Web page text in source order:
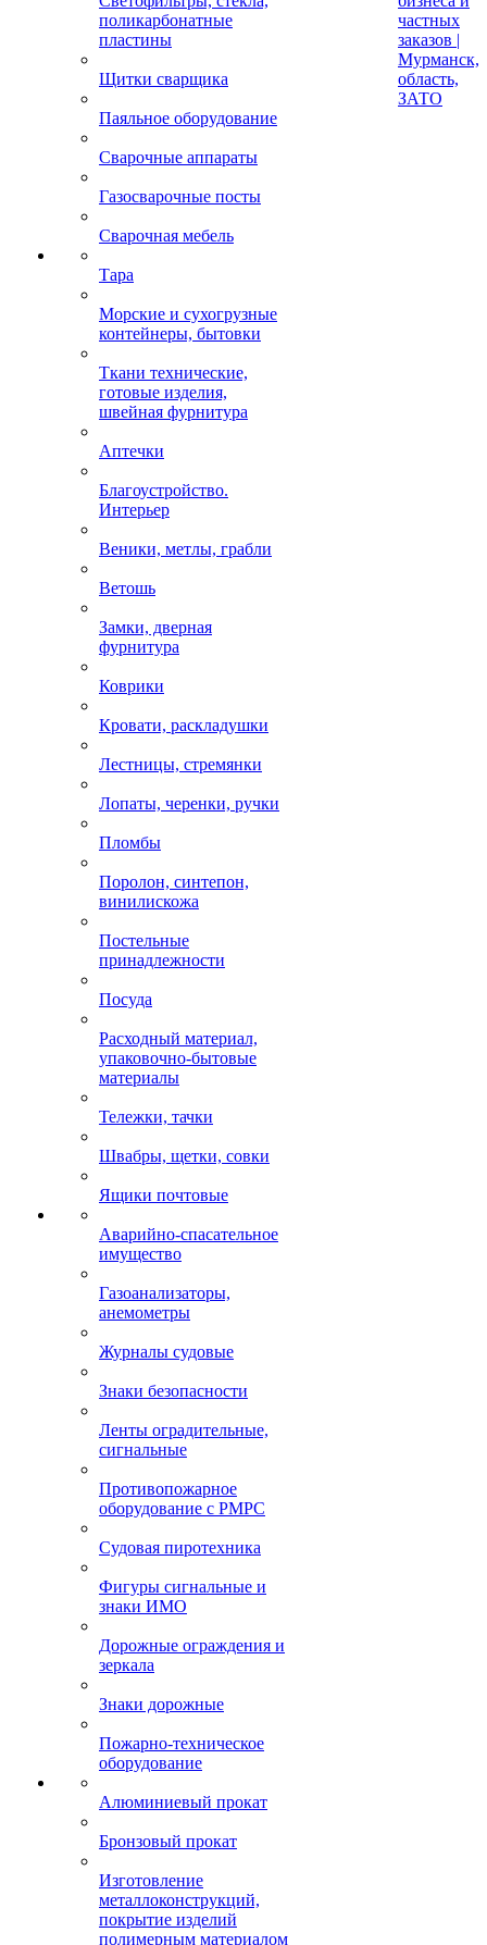
поликарбонатные
пластины
Щитки сварщика
Паяльное оборудование
Сварочные аппараты
Газосварочные посты
Сварочная мебель
Тара
Морские и сухогрузные
контейнеры, бытовки
Ткани технические,
готовые изделия,
швейная фурнитура
Аптечки
Благоустройство.
Интерьер
Веники, метлы, грабли
Ветошь
Замки, дверная
фурнитура
Коврики
Кровати, раскладушки
Лестницы, стремянки
Лопаты, черенки, ручки
Пломбы
Поролон, синтепон,
винилискожа
Постельные
принадлежности
Посуда
Расходный материал,
упаковочно-бытовые
материалы
Тележки, тачки
Швабры, щетки, совки
Ящики почтовые
Аварийно-спасательное
имущество
Газоанализаторы,
анемометры
Журналы судовые
Знаки безопасности
Ленты оградительные,
сигнальные
Противопожарное
оборудование с РМРС
Судовая пиротехника
Фигуры сигнальные и
знаки ИМО
Дорожные ограждения и
зеркала
Знаки дорожные
Пожарно-техническое
оборудование
Алюминиевый прокат
Бронзовый прокат
Изготовление
металлоконструкций,
покрытие изделий
полимерным материалом
частных
заказов |
Мурманск,
область,
ЗАТО